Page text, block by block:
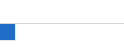
φίλοι και συμμαθητές…